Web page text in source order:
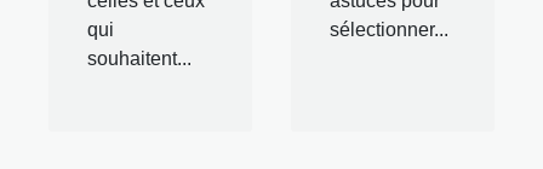
qui
souhaitent...
sélectionner...